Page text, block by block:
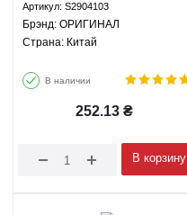
Лифан Х60 620 Джили
Эмгранд ЕС7 СЛ ФС ГС7
БИД Ф3 Г3 - S2904103
Артикул: S2904103
Брэнд: ОРИГИНАЛ
Страна: Китай
В наличии
252.13 ₴
В корзину